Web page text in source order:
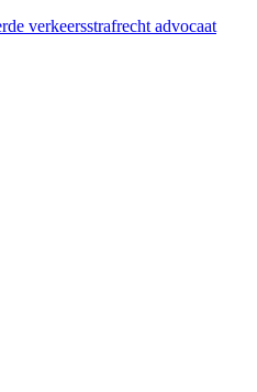
verkeersstrafrecht advocaat